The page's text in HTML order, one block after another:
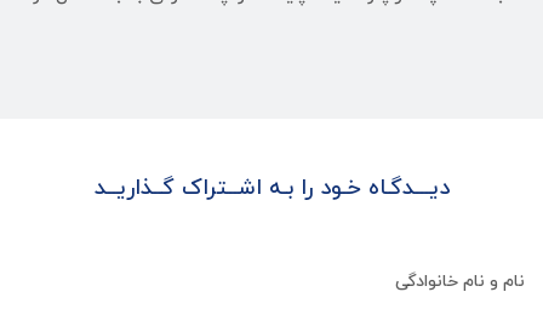
دیـــدگـاه خـود را بـه اشــتراک گــذاریــد
نام و نام خانوادگی